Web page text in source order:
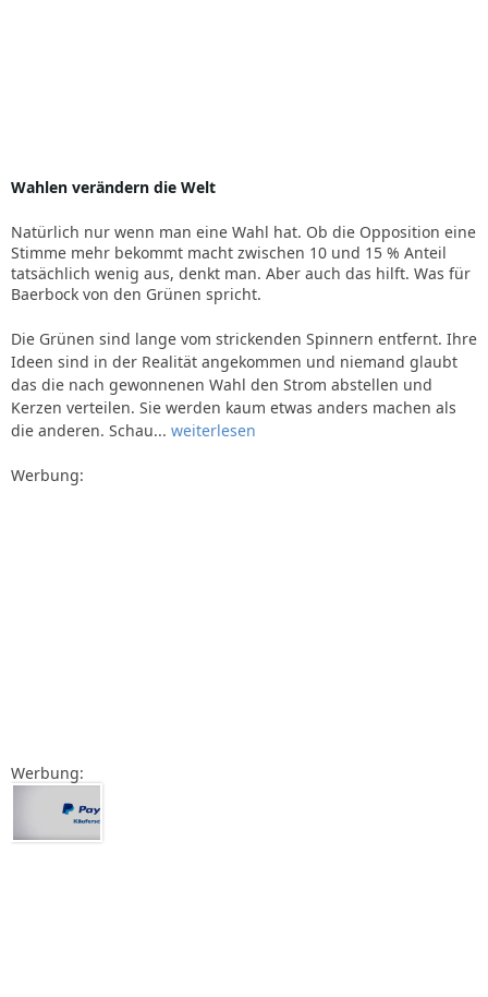
Wahlen verändern die Welt
Natürlich nur wenn man eine Wahl hat. Ob die Opposition eine
Stimme mehr bekommt macht zwischen 10 und 15 % Anteil
tatsächlich wenig aus, denkt man. Aber auch das hilft. Was für
Baerbock von den Grünen spricht.
Die Grünen sind lange vom strickenden Spinnern entfernt. Ihre
Ideen sind in der Realität angekommen und niemand glaubt
das die nach gewonnenen Wahl den Strom abstellen und
Kerzen verteilen. Sie werden kaum etwas anders machen als
die anderen. Schau... weiterlesen
Werbung:
Werbung: